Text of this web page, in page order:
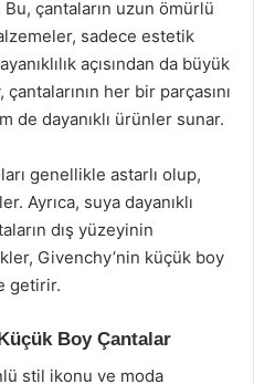
çantaların uzun ömürlü
sadece estetik
açısından da büyük
her bir parçasını
de dayanıklı ürünler sunar.
genellikle astarlı olup,
Ayrıca, suya dayanıklı
dış yüzeyinin
Givenchy’nin küçük boy
getirir.
Boy Çantalar
stil ikonu ve moda